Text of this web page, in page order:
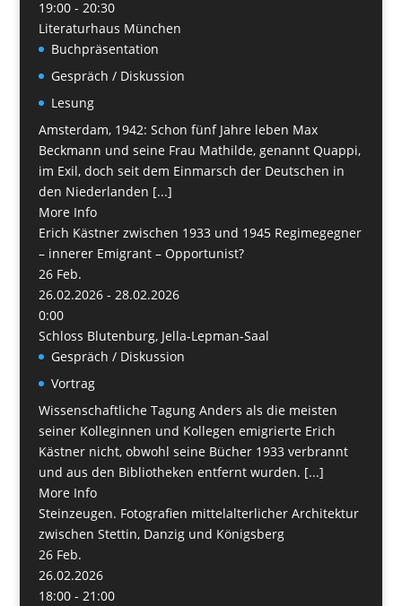
19:00 - 20:30
Literaturhaus München
Buchpräsentation
Gespräch / Diskussion
Lesung
Amsterdam, 1942: Schon fünf Jahre leben Max
Beckmann und seine Frau Mathilde, genannt Quappi,
im Exil, doch seit dem Einmarsch der Deutschen in
den Niederlanden [...]
More Info
Erich Kästner zwischen 1933 und 1945 Regimegegner
– innerer Emigrant – Opportunist?
26 Feb.
26.02.2026 - 28.02.2026
0:00
Schloss Blutenburg, Jella-Lepman-Saal
Gespräch / Diskussion
Vortrag
Wissenschaftliche Tagung Anders als die meisten
seiner Kolleginnen und Kollegen emigrierte Erich
Kästner nicht, obwohl seine Bücher 1933 verbrannt
und aus den Bibliotheken entfernt wurden. [...]
More Info
Steinzeugen. Fotografien mittelalterlicher Architektur
zwischen Stettin, Danzig und Königsberg
26 Feb.
26.02.2026
18:00 - 21:00